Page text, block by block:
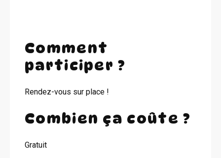
Comment
participer ?
Rendez-vous sur place !
Combien ça coûte ?
Gratuit